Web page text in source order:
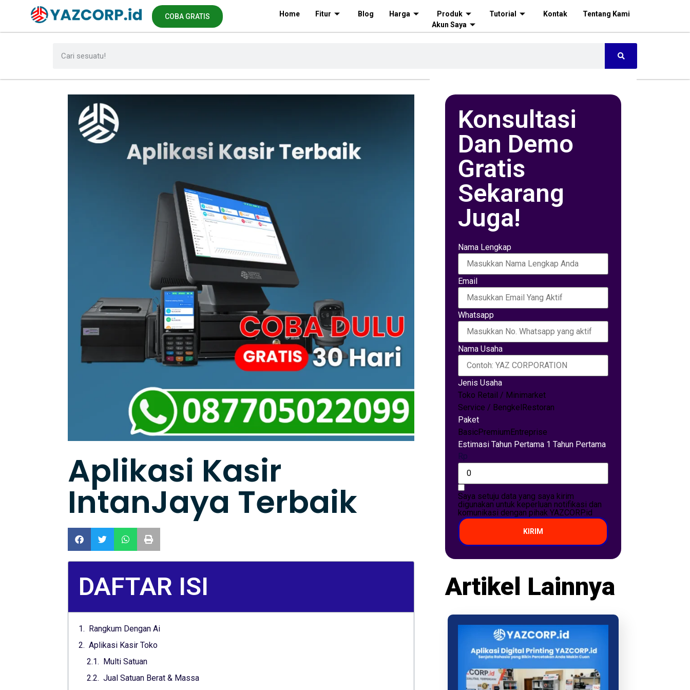
COBA GRATIS Home Fitur Blog Harga Produk Tutorial Kontak
Tentang Kami
Akun Saya
Aplikasi Kasir
IntanJaya Terbaik
DAFTAR ISI
Rangkum Dengan Ai
Aplikasi Kasir Toko
Multi Satuan
Jual Satuan Berat & Massa
Konsultasi
Dan Demo
Gratis
Sekarang
Juga!
Nama Lengkap
Email
Whatsapp
Nama Usaha
Jenis Usaha
Toko Retail / Minimarket
Service / BengkelRestoran
Paket
BasicPremiumEntreprise
Estimasi Tahun Pertama 1 Tahun Pertama
Rp
Saya setuju data yang saya kirim
digunakan untuk keperluan notifikasi dan
komunikasi dengan pihak YAZCORP.id
KIRIM
Artikel Lainnya